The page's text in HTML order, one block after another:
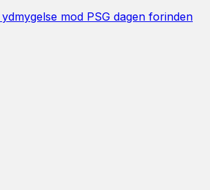
mod PSG dagen forinden